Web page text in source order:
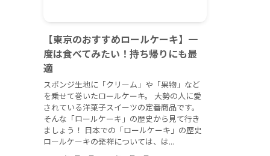
【東京のおすすめロールケーキ】一
度は食べてみたい！持ち帰りにも最
適
スポンジ生地に「クリーム」や「果物」など
を乗せて巻いたロールケーキ。 大勢の人に愛
されている洋菓子スイーツの定番商品です。
そんな「ロールケーキ」の歴史から見て行き
ましょう！ 日本での「ロールケーキ」の歴史
ロールケーキの発祥については、は...